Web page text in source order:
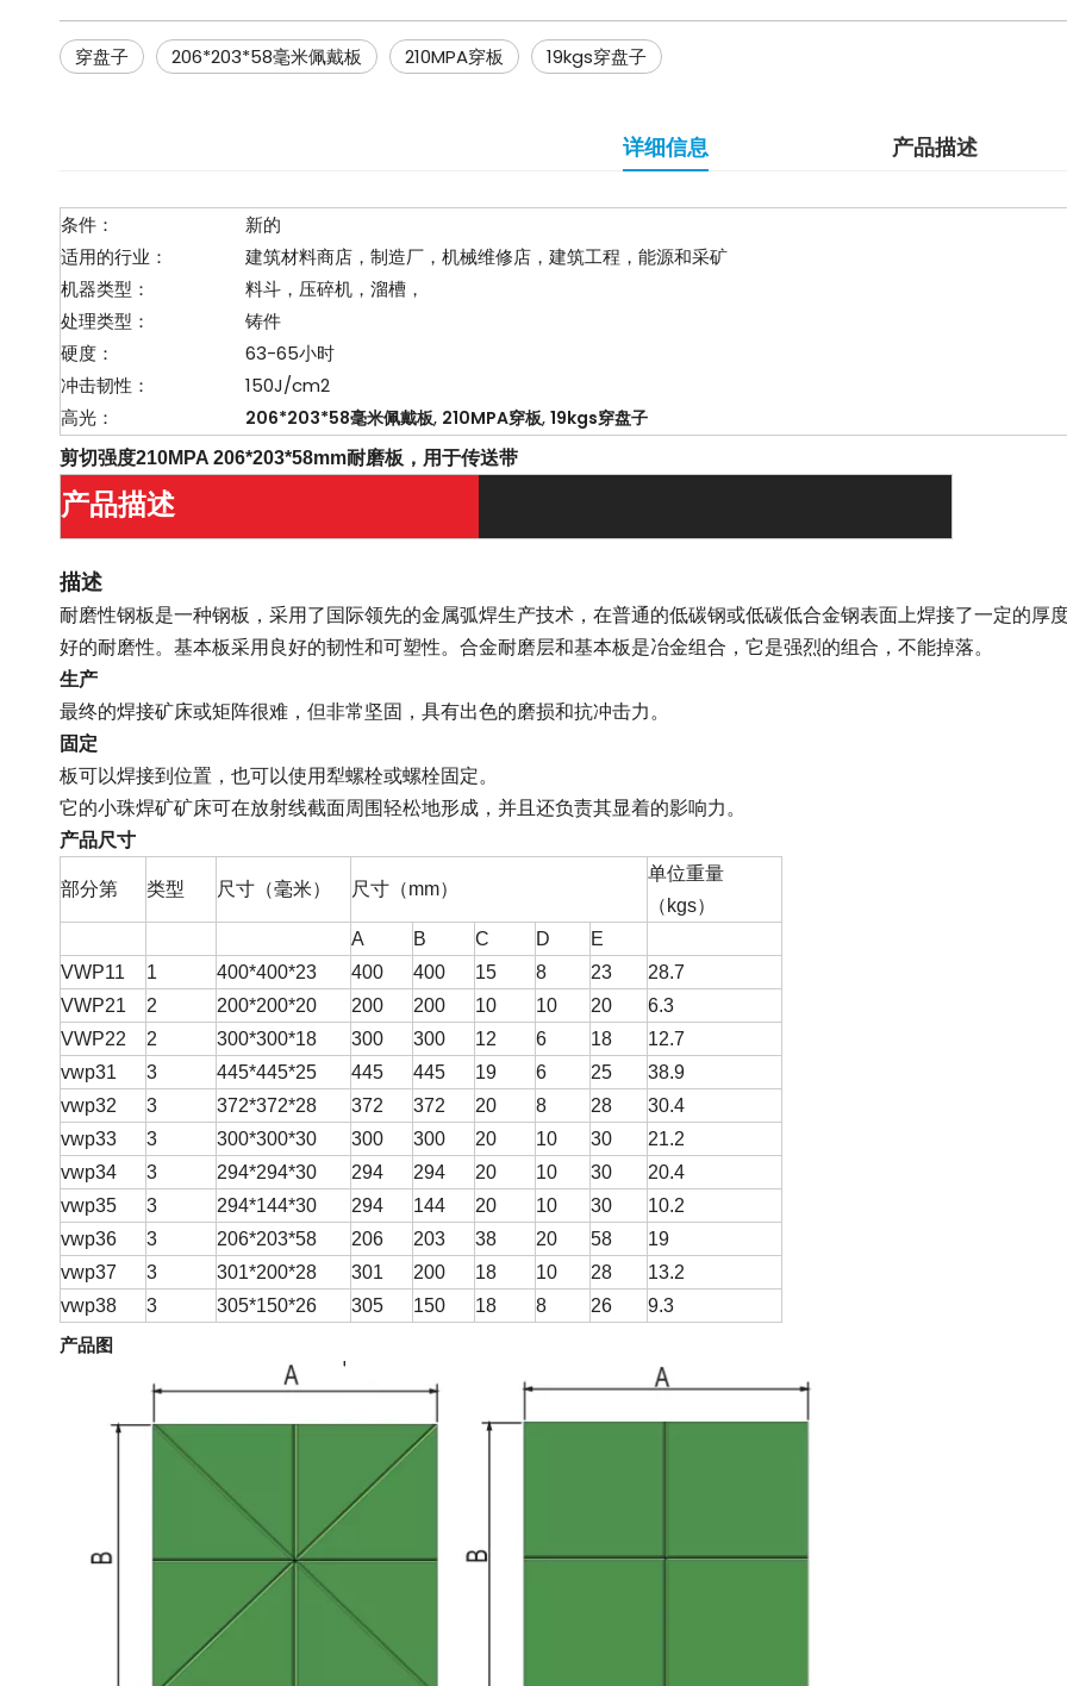
穿盘子 206*203*58毫米佩戴板 210MPA穿板 19kgs穿盘子
详细信息 产品描述
条件： 新的
适用的行业：
建筑材料商店，制造厂，机械维修店，建筑工程，能源和采矿
机器类型：
料斗，压碎机，溜槽，
处理类型：
铸件
硬度：
63-65小时
冲击韧性：
150J/cm2
高光：
206*203*58毫米佩戴板, 210MPA穿板, 19kgs穿盘子
剪切强度210MPA 206*203*58mm耐磨板，用于传送带
产品描述
描述
耐磨性钢板是一种钢板，采用了国际领先的金属弧焊生产技术，在普通的低碳钢或低碳低合金钢表面上焊接了一定的厚
好的耐磨性。基本板采用良好的韧性和可塑性。合金耐磨层和基本板是冶金组合，它是强烈的组合，不能掉落。
生产
最终的焊接矿床或矩阵很难，但非常坚固，具有出色的磨损和抗冲击力。
固定
板可以焊接到位置，也可以使用犁螺栓或螺栓固定。
它的小珠焊矿矿床可在放射线截面周围轻松地形成，并且还负责其显着的影响力。
产品尺寸
部分第 类型 尺寸（毫米） 尺寸（mm）
单位重量
（kgs）
A
B C D
E
VWP11
1 400*400*23 400 400 15 8 23
28.7
VWP21
2 200*200*20 200 200 10 10 20
6.3
VWP22
2 300*300*18 300 300 12 6 18
12.7
vwp31
3 445*445*25 445 445 19 6 25
38.9
vwp32
3 372*372*28 372 372 20 8 28
30.4
vwp33
3 300*300*30 300 300 20 10 30
21.2
vwp34
3 294*294*30 294 294 20 10 30
20.4
vwp35
3 294*144*30 294 144 20 10 30
10.2
vwp36
3 206*203*58 206 203 38 20 58
19
vwp37
3 301*200*28 301 200 18 10 28
13.2
vwp38
3 305*150*26 305 150 18 8 26
9.3
产品图